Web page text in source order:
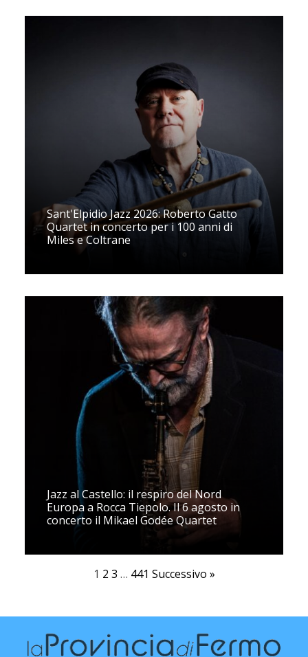
Sant'Elpidio Jazz 2026: Roberto Gatto
Quartet in concerto per i 100 anni di
Miles e Coltrane
Jazz al Castello: il respiro del Nord
Europa a Rocca Tiepolo. Il 6 agosto in
concerto il Mikael Godée Quartet
1 2 3 … 441 Successivo »